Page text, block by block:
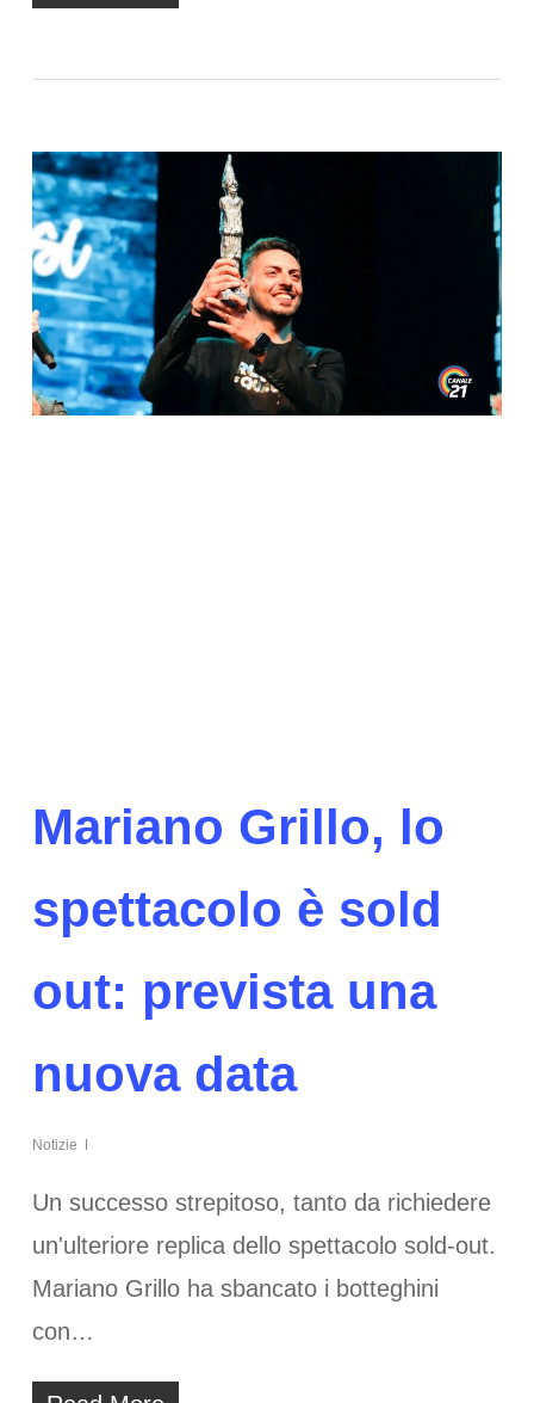
Mariano Grillo, lo
spettacolo è sold
out: prevista una
nuova data
Notizie
Un successo strepitoso, tanto da richiedere
un'ulteriore replica dello spettacolo sold-out.
Mariano Grillo ha sbancato i botteghini
con…